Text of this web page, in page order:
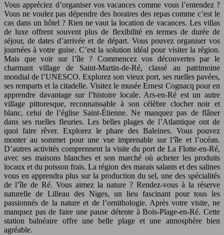
Vous appréciez d’organiser vos vacances comme vous l’entendez ?
Vous ne voulez pas dépendre des horaires des repas comme c’est le
cas dans un hôtel ? Rien ne vaut la location de vacances. Les villas
de luxe offrent souvent plus de flexibilité en termes de durée de
séjour, de dates d’arrivée et de départ. Vous pouvez organiser vos
journées à votre guise. C’est la solution idéal pour visiter la région.
Mais que voir sur l’île ? Commencez vos découvertes par le
charmant village de Saint-Martin-de-Ré, classé au patrimoine
mondial de l’UNESCO. Explorez son vieux port, ses ruelles pavées,
ses remparts et la citadelle. Visitez le musée Ernest Cognacq pour en
apprendre davantage sur l’histoire locale. Ars-en-Ré est un autre
village pittoresque, reconnaissable à son célèbre clocher noir et
blanc, celui de l’église Saint-Étienne. Ne manquez pas de flâner
dans ses ruelles fleuries. Les belles plages de l’Atlantique ont de
quoi faire rêver. Explorez le phare des Baleines. Vous pouvez
monter au sommet pour une vue imprenable sur l’île et l’océan.
D’autres activités comprennent la visite du port de La Flotte-en-Ré,
avec ses maisons blanches et son marché où acheter les produits
locaux et du poisson frais. La région des marais salants et des salines
vous en apprendra plus sur la production du sel, une des spécialités
de l’île de Ré. Vous aimez la nature ? Rendez-vous à la réserve
naturelle de Lilleau des Niges, un lieu fascinant pour tous les
passionnés de la nature et de l’ornithologie. Après votre visite, ne
manquez pas de faire une pause détente à Bois-Plage-en-Ré. Cette
station balnéaire offre une belle plage et une atmosphère bien
agréable.